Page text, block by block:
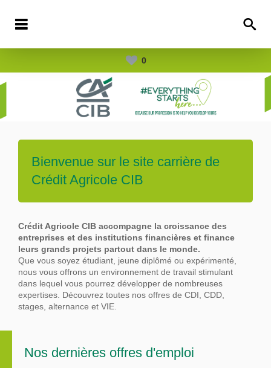
0
Bienvenue sur le site carrière de
Crédit Agricole CIB
Crédit Agricole CIB accompagne la croissance des
entreprises et des institutions financières et finance
leurs grands projets partout dans le monde.
Que vous soyez étudiant, jeune diplômé ou expérimenté,
nous vous offrons un environnement de travail stimulant
dans lequel vous pourrez développer de nombreuses
expertises. Découvrez toutes nos offres de CDI, CDD,
stages, alternance et VIE.
Nos dernières offres d'emploi